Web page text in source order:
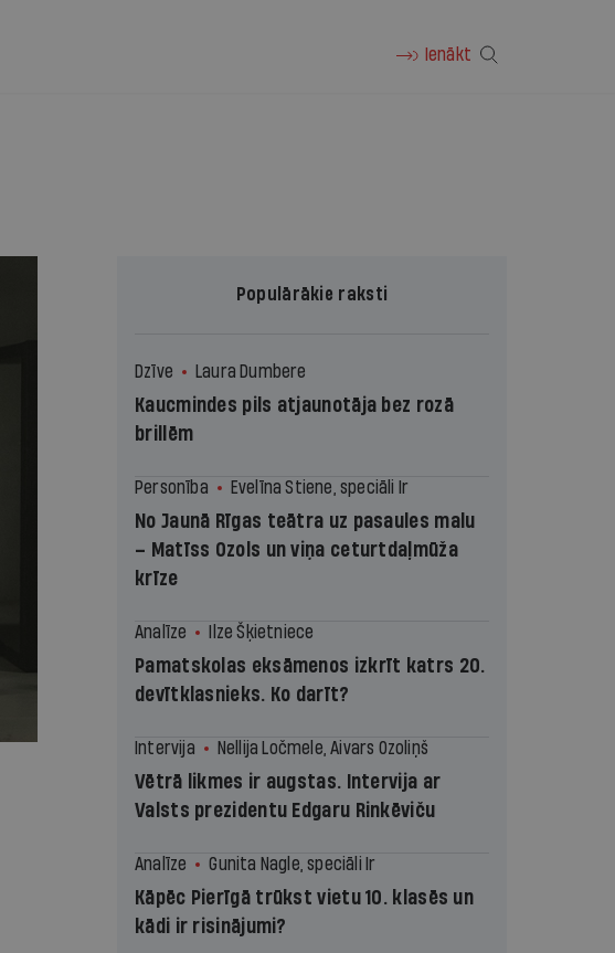
Ienākt
Populārākie raksti
Dzīve Laura Dumbere
Kaucmindes pils atjaunotāja bez rozā
brillēm
Personība Evelīna Stiene, speciāli Ir
No Jaunā Rīgas teātra uz pasaules malu
– Matīss Ozols un viņa ceturtdaļmūža
krīze
Analīze Ilze Šķietniece
Pamatskolas eksāmenos izkrīt katrs 20.
devītklasnieks. Ko darīt?
Intervija Nellija Ločmele, Aivars Ozoliņš
Vētrā likmes ir augstas. Intervija ar
Valsts prezidentu Edgaru Rinkēviču
Analīze Gunita Nagle, speciāli Ir
Kāpēc Pierīgā trūkst vietu 10. klasēs un
kādi ir risinājumi?